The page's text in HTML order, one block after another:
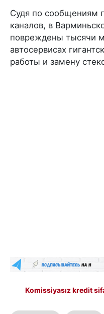
Судя по сообщениям
каналов, в
повреждены тысячи
автосервисах
работы и замену
Komissiyasız kredit